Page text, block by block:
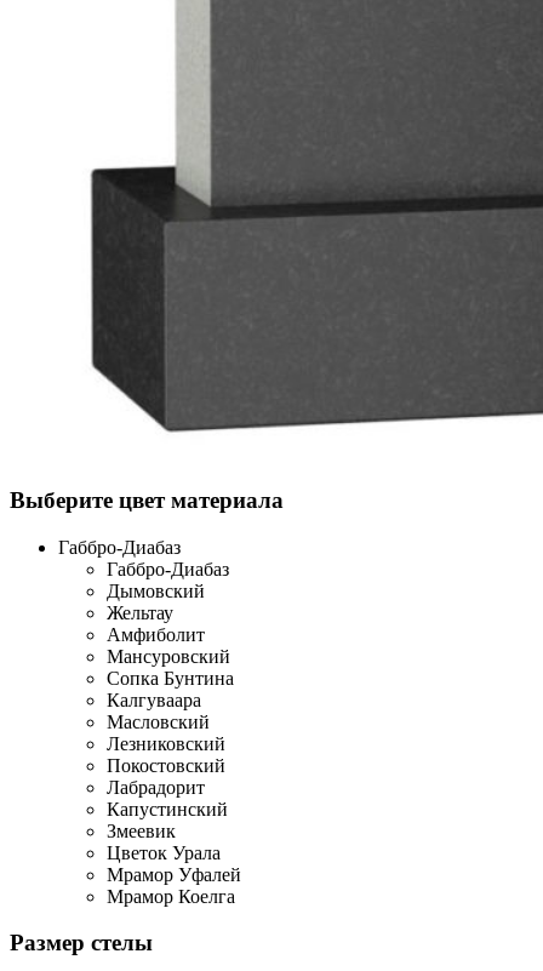
Выберите цвет материала
Габбро-Диабаз
Габбро-Диабаз
Дымовский
Жельтау
Амфиболит
Мансуровский
Сопка Бунтина
Калгуваара
Масловский
Лезниковский
Покостовский
Лабрадорит
Капустинский
Змеевик
Цветок Урала
Мрамор Уфалей
Мрамор Коелга
Размер стелы